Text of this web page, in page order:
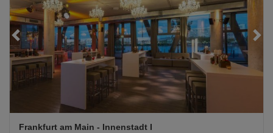
Frankfurt am Main - Innenstadt I